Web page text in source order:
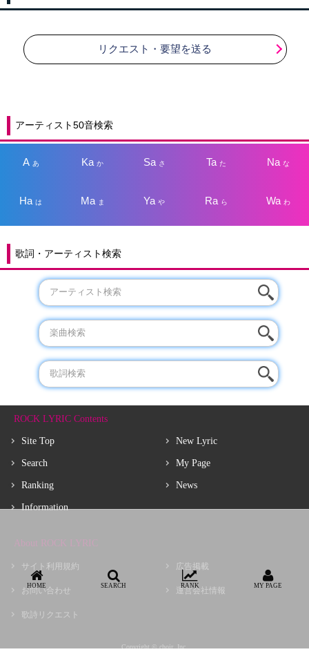
リクエスト・要望を送る
アーティスト50音検索
A あ Kaか Sa さ Taた Na な
Haは Ma ま Yaや Ra ら Wa わ
歌詞・アーティスト検索
ROCK LYRIC Contents
Site Top
Search
Ranking
Information
New Lyric
My Page
News
About ROCK LYRIC
サイト利用規約
お問い合わせ
歌詩リクエスト
広告掲載
運営会社情報
Copyright © choir, Inc.
HOME SEARCH RANK MY PAGE